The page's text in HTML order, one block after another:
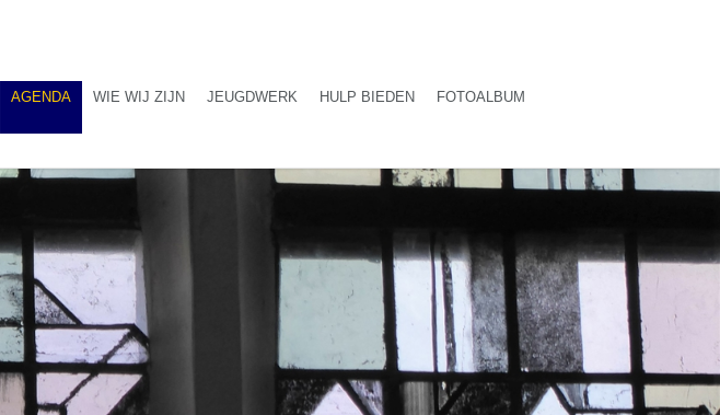
AGENDA WIE WIJ ZIJN JEUGDWERK HULP BIEDEN FOTOALBUM